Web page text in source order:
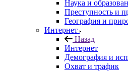
Наука и
Преступность и
География и
Интернет
Назад
Интернет
Демография и
Охват и трафик